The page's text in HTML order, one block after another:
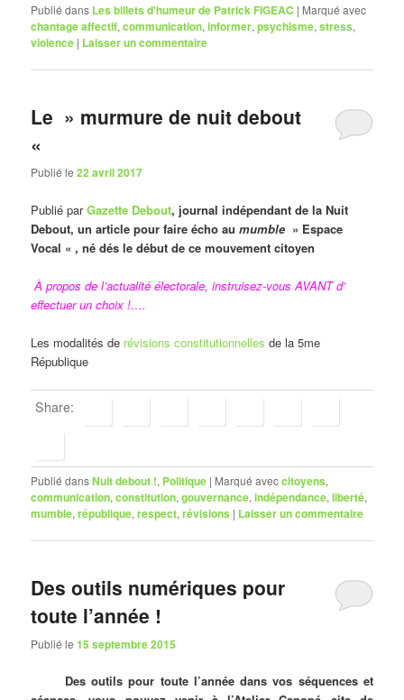
Publié dans Les billets d'humeur de Patrick FIGEAC | Marqué avec
chantage affectif,communication,informer,psychisme,stress,
violence | Laisser un commentaire
Le » murmure de nuit debout
«
Publié le22 avril 2017
Publié parGazette Debout, journal indépendant de la Nuit
Debout, un article pour faire écho au mumble » Espace
Vocal « , né dés le début de ce mouvement citoyen
À propos de l’actualité électorale, instruisez-vous AVANT d’
effectuer un choix !….
Les modalités de révisions constitutionnelles de la 5me
République
Share:
Publié dansNuit debout !, Politique | Marqué aveccitoyens,
communication,constitution,gouvernance,indépendance,liberté,
mumble,république,respect,révisions | Laisser un commentaire
Des outils numériques pour
toute l’année !
Publié le15 septembre 2015
Des outils pour toute l’année dans vos séquences et